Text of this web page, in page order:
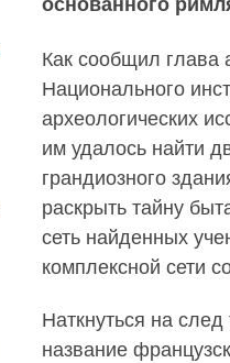
основанного
Как сообщил глава
Национального
археологических
им удалось найти
грандиозного
раскрыть тайну
сеть найденных
комплексной сети
Наткнуться на
название